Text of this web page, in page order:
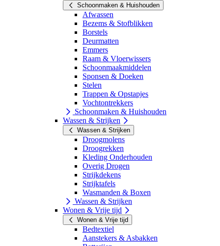
Schoonmaken & Huishouden
Afwassen
Bezems & Stofblikken
Borstels
Deurmatten
Emmers
Raam & Vloerwissers
Schoonmaakmiddelen
Sponsen & Doeken
Stelen
Trappen & Opstapjes
Vochtontrekkers
Schoonmaken & Huishouden
Wassen & Strijken
Wassen & Strijken
Droogmolens
Droogrekken
Kleding Onderhouden
Overig Drogen
Strijkdekens
Strijktafels
Wasmanden & Boxen
Wassen & Strijken
Wonen & Vrije tijd
Wonen & Vrije tijd
Bedtextiel
Aanstekers & Asbakken